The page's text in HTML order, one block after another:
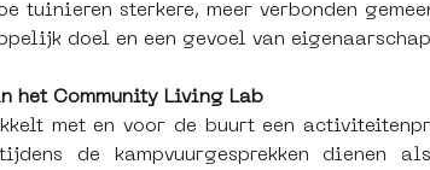
tuinieren sterkere, meer verbonden
doel en een gevoel van
het Community Living Lab
met en voor de buurt een
de kampvuurgesprekken dienen